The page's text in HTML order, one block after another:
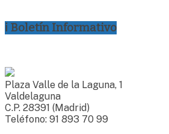
ℹ Boletín Informativo
Plaza Valle de la Laguna, 1
Valdelaguna
C.P. 28391 (Madrid)
Teléfono: 91 893 70 99